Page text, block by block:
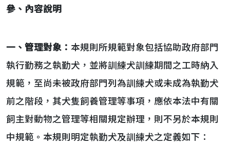
參、 內容說明
一、 管理對象 ： 本規則所規範對象包括協助政府部門
執行勤務之執勤犬，並將訓練犬訓練期間之工時納入
規範，至尚未被政府部門列為訓練犬或未成為執勤犬
前之階段，其犬隻飼養管理等事項，應依本法中有關
飼主對動物之管理等相關規定辦理，則不另於本規則
中規範。本規則明定執勤犬及訓練犬之定義如下：